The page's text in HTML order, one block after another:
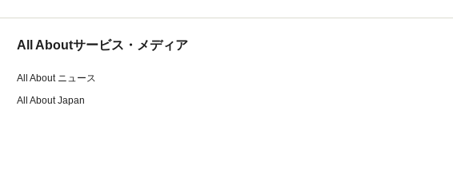
All Aboutサービス・メディア
All About ニュース
All About Japan